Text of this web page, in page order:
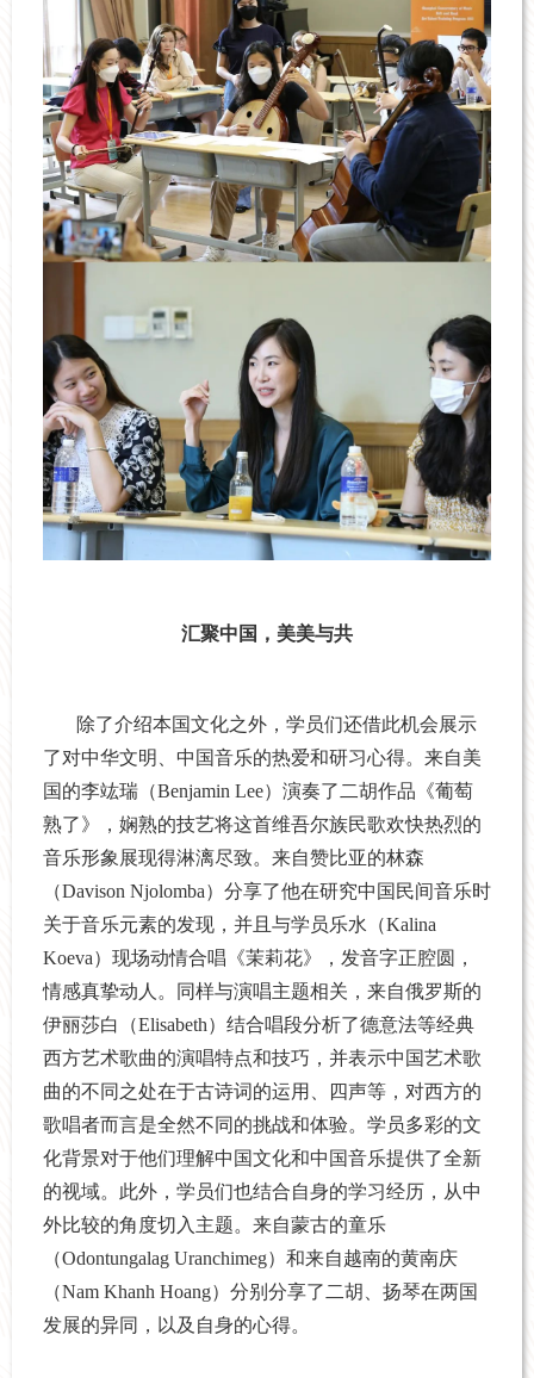
汇聚中国，美美与共
除了介绍本国文化之外，学员们还借此机会展示
了对中华文明、中国音乐的热爱和研习心得。来自美
国的李竑瑞（Benjamin Lee）演奏了二胡作品《葡萄
熟了》，娴熟的技艺将这首维吾尔族民歌欢快热烈的
音乐形象展现得淋漓尽致。来自赞比亚的林森
（Davison Njolomba）分享了他在研究中国民间音乐时
关于音乐元素的发现，并且与学员乐水（Kalina
Koeva）现场动情合唱《茉莉花》，发音字正腔圆，
情感真挚动人。同样与演唱主题相关，来自俄罗斯的
伊丽莎白（Elisabeth）结合唱段分析了德意法等经典
西方艺术歌曲的演唱特点和技巧，并表示中国艺术歌
曲的不同之处在于古诗词的运用、四声等，对西方的
歌唱者而言是全然不同的挑战和体验。学员多彩的文
化背景对于他们理解中国文化和中国音乐提供了全新
的视域。此外，学员们也结合自身的学习经历，从中
外比较的角度切入主题。来自蒙古的童乐
（Odontungalag Uranchimeg）和来自越南的黄南庆
（Nam Khanh Hoang）分别分享了二胡、扬琴在两国
发展的异同，以及自身的心得。